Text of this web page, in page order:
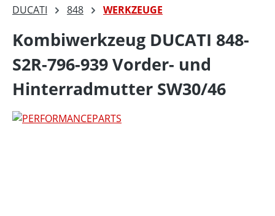
DUCATI 848 WERKZEUGE
Kombiwerkzeug DUCATI 848-
S2R-796-939 Vorder- und
Hinterradmutter SW30/46